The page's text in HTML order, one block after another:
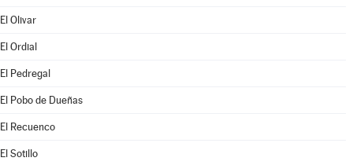
El Olivar
El Ordial
El Pedregal
El Pobo de Dueñas
El Recuenco
El Sotillo